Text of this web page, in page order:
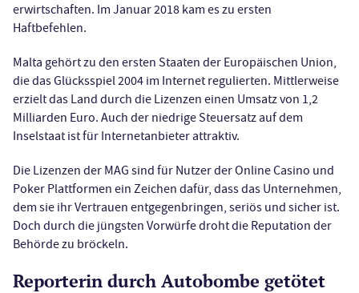
erwirtschaften. Im Januar 2018 kam es zu ersten
Haftbefehlen.
Malta gehört zu den ersten Staaten der Europäischen Union,
die das Glücksspiel 2004 im Internet regulierten. Mittlerweise
erzielt das Land durch die Lizenzen einen Umsatz von 1,2
Milliarden Euro. Auch der niedrige Steuersatz auf dem
Inselstaat ist für Internetanbieter attraktiv.
Die Lizenzen der MAG sind für Nutzer der Online Casino und
Poker Plattformen ein Zeichen dafür, dass das Unternehmen,
dem sie ihr Vertrauen entgegenbringen, seriös und sicher ist.
Doch durch die jüngsten Vorwürfe droht die Reputation der
Behörde zu bröckeln.
Reporterin durch Autobombe getötet